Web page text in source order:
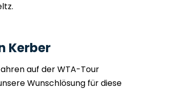
Kerber
auf der WTA-Tour
Wunschlösung für diese